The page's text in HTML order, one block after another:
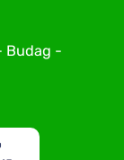
Budag -